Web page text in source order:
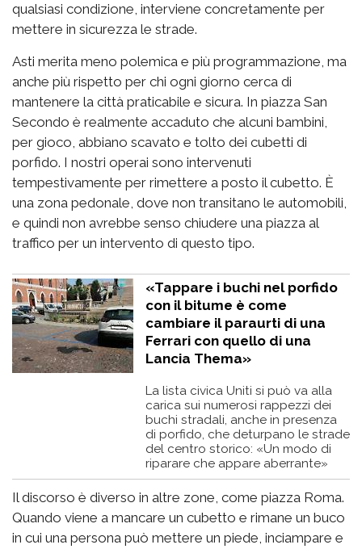
qualsiasi condizione, interviene concretamente per
mettere in sicurezza le strade.
Asti merita meno polemica e più programmazione, ma
anche più rispetto per chi ogni giorno cerca di
mantenere la città praticabile e sicura. In piazza San
Secondo è realmente accaduto che alcuni bambini,
per gioco, abbiano scavato e tolto dei cubetti di
porfido. I nostri operai sono intervenuti
tempestivamente per rimettere a posto il cubetto. È
una zona pedonale, dove non transitano le automobili,
e quindi non avrebbe senso chiudere una piazza al
traffico per un intervento di questo tipo.
«Tappare i buchi nel porfido
con il bitume è come
cambiare il paraurti di una
Ferrari con quello di una
Lancia Thema»
La lista civica Uniti si può va alla
carica sui numerosi rappezzi dei
buchi stradali, anche in presenza
di porfido, che deturpano le strade
del centro storico: «Un modo di
riparare che appare aberrante»
Il discorso è diverso in altre zone, come piazza Roma.
Quando viene a mancare un cubetto e rimane un buco
in cui una persona può mettere un piede, inciampare e